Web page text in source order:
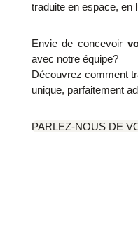
traduite en espace, en
Envie de concevoir
avec notre équipe?
Découvrez comment
unique, parfaitement
PARLEZ-NOUS DE